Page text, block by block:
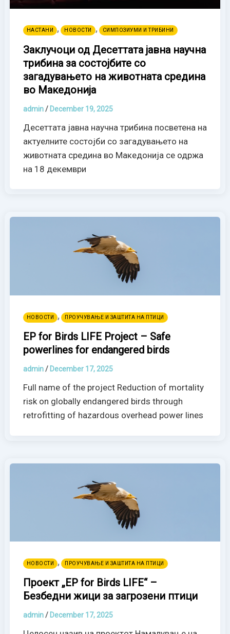
НАСТАНИ , НОВОСТИ , СИМПОЗИУМИ И ТРИБИНИ
Заклучоци од Десеттата јавна научна
трибина за состојбите со
загадувањето на животната средина
во Македонија
admin/ December 19, 2025
Десеттата јавна научна трибина посветена на
актуелните состојби со загадувањето на
животната средина во Македонија се одржа
на 18 декември
НОВОСТИ , ПРОУЧУВАЊЕ И ЗАШТИТА НА ПТИЦИ
EP for Birds LIFE Project – Safe
powerlines for endangered birds
admin/ December 17, 2025
Full name of the project Reduction of mortality
risk on globally endangered birds through
retrofitting of hazardous overhead power lines
НОВОСТИ , ПРОУЧУВАЊЕ И ЗАШТИТА НА ПТИЦИ
Проект „ЕP for Birds LIFE“ –
Безбедни жици за загрозени птици
admin/ December 17, 2025